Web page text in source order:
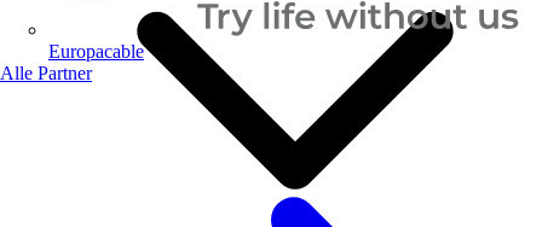
Europacable
Alle Partner